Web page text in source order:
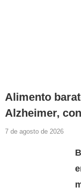
Alimento
Alzheimer,
7 de agosto de 2026